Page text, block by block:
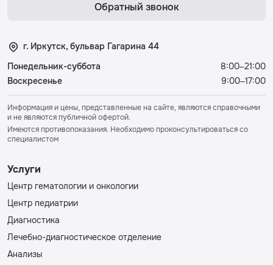
Обратный звонок
г. Иркутск, бульвар Гагарина 44
Понедельник-суббота
8:00–21:00
Воскресенье
9:00–17:00
Информация и цены, представленные на сайте, являются справочными
и не являются публичной офертой.
Имеются противопоказания. Необходимо проконсультироваться со
специалистом
Услуги
Центр гематологии и онкологии
Центр педиатрии
Диагностика
Лечебно-диагностическое отделение
Анализы